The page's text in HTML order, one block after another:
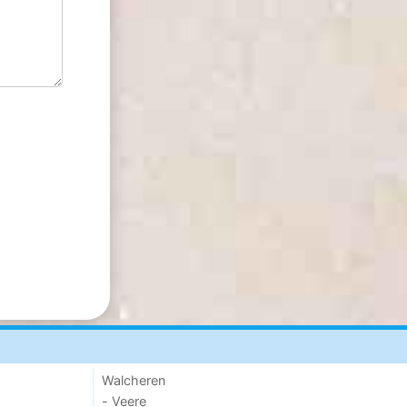
Walcheren
- Veere